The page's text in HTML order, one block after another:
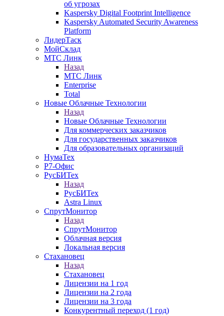
об угрозах
Kaspersky Digital Footprint Intelligence
Kaspersky Automated Security Awareness
Platform
ЛидерТаск
МойСклад
МТС Линк
Назад
МТС Линк
Enterprise
Total
Новые Облачные Технологии
Назад
Новые Облачные Технологии
Для коммерческих заказчиков
Для государственных заказчиков
Для образовательных организаций
НумаТех
Р7-Офис
РусБИТех
Назад
РусБИТех
Astra Linux
СпрутМонитор
Назад
СпрутМонитор
Облачная версия
Локальная версия
Стахановец
Назад
Стахановец
Лицензии на 1 год
Лицензии на 2 года
Лицензии на 3 года
Конкурентный переход (1 год)